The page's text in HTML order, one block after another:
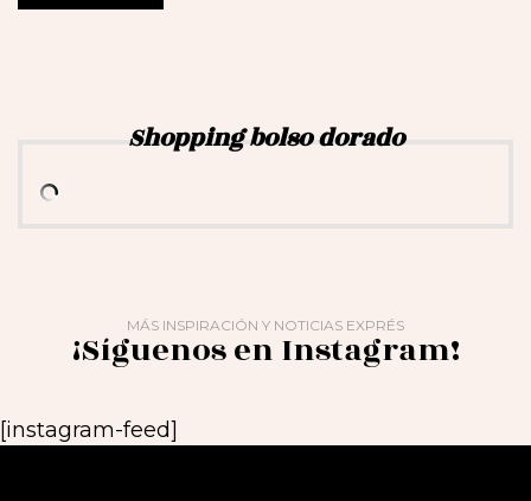
Shopping bolso dorado
MÁS INSPIRACIÓN Y NOTICIAS EXPRÉS
¡Síguenos en Instagram!
[instagram-feed]